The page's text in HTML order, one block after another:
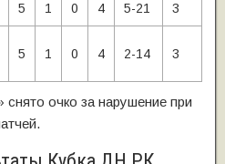
5 1 0 4 5-21 3
5 1 0 4 2-14 3
очко за нарушение при